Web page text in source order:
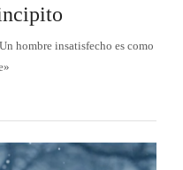
hombre insatisfecho es como